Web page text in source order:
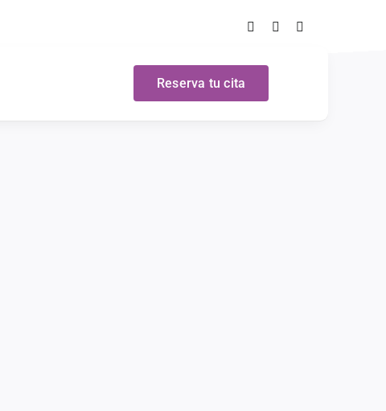
Reserva tu cita